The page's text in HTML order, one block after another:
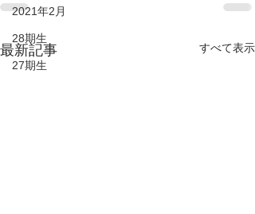
2021年2月
28期生
27期生
最新記事 すべて表示